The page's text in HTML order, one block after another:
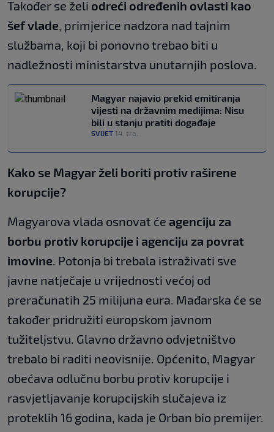
Također se želi odreći određenih ovlasti kao
šef vlade, primjerice nadzora nad tajnim
službama, koji bi ponovno trebao biti u
nadležnosti ministarstva unutarnjih poslova.
Magyar najavio prekid emitiranja
vijesti na državnim medijima: Nisu
bili u stanju pratiti događaje
SVIJET 14. tra.
Kako se Magyar želi boriti protiv raširene
korupcije?
Magyarova vlada osnovat će agenciju za
borbu protiv korupcije i agenciju za povrat
imovine. Potonja bi trebala istraživati sve
javne natječaje u vrijednosti većoj od
preračunatih 25 milijuna eura. Mađarska će se
također pridružiti europskom javnom
tužiteljstvu. Glavno državno odvjetništvo
trebalo bi raditi neovisnije. Općenito, Magyar
obećava odlučnu borbu protiv korupcije i
rasvjetljavanje korupcijskih slučajeva iz
proteklih 16 godina, kada je Orban bio premijer.